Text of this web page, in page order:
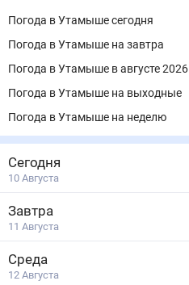
Погода в Утамыше сегодня
Погода в Утамыше на завтра
Погода в Утамыше в августе 2026
Погода в Утамыше на выходные
Погода в Утамыше на неделю
Сегодня
10 Августа
Завтра
11 Августа
Среда
12 Августа